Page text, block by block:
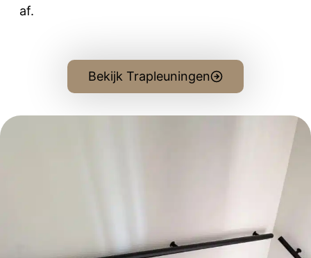
Bela, is
een zeer
fijne
af.
Bekijk Trapleuningen